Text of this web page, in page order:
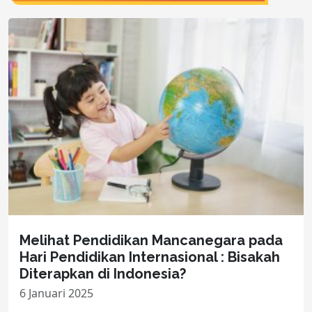
Melihat Pendidikan Mancanegara pada
Hari Pendidikan Internasional : Bisakah
Diterapkan di Indonesia?
6 Januari 2025